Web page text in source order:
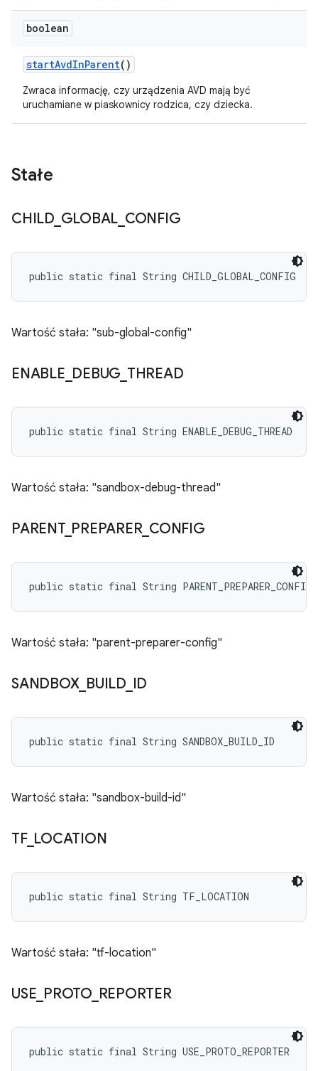
boolean
startAvdInParent()
Zwraca informację, czy urządzenia AVD mają być
uruchamiane w piaskownicy rodzica, czy dziecka.
Stałe
CHILD_ GLOBAL CONFIG
public static final String CHILD_GLOBAL_CONFIG
Wartość stała: "sub-global-config"
ENABLE DEBUG THREAD
public static final String ENABLE_DEBUG_THREAD
Wartość stała: "sandbox-debug-thread"
PARENT_ PREPARER_ CONFIG
public static final String PARENT_PREPARER_CONFIG
Wartość stała: "parent-preparer-config"
SANDBOX_ BUILD_ ID
public static final String SANDBOX_BUILD_ID
Wartość stała: "sandbox-build-id"
TF_ LOCATION
public static final String TF_LOCATION
Wartość stała: "tf-location"
USE PROTO_ REPORTER
public static final String USE_PROTO_REPORTER